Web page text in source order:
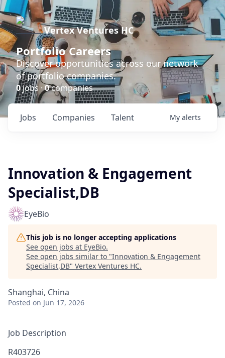
Vertex Ventures HC
Portfolio Careers
Discover opportunities across our network
of portfolio companies.
0jobs ·0companies
Jobs Companies Talent My alerts
Innovation & Engagement
Specialist,DB
EyeBio
This job is no longer accepting applications
See open jobs at EyeBio.
See open jobs similar to "Innovation & Engagement
Specialist,DB" Vertex Ventures HC.
Shanghai, China
Posted on Jun 17, 2026
Job Description
R403726